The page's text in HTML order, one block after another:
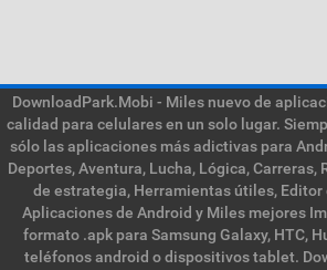
DownloadPark.Mobi - Miles nuevo de
calidad para celulares en un solo lugar.
sólo las aplicaciones más adictivas para
Deportes, Aventura, Lucha, Lógica, Carreras,
de estrategia, Herramientas útiles, Editor
Aplicaciones de Android y Miles mejores
formato .apk para Samsung Galaxy, HTC,
teléfonos android o dispositivos tablet.